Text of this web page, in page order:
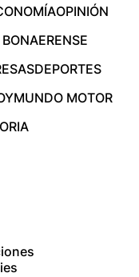
OPINIÓN
DEPORTES
MUNDO MOTOR